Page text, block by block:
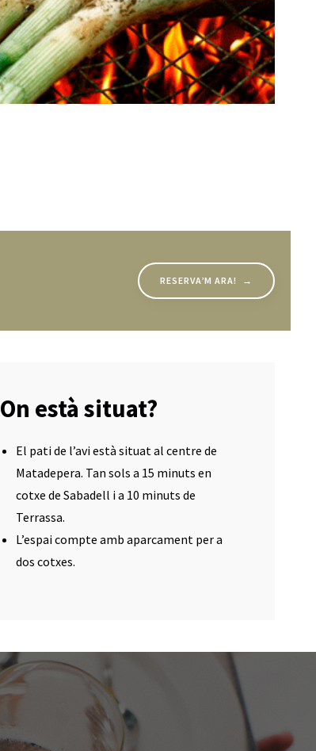
RESERVA’M ARA! →
On està situat?
El pati de l’avi està situat al centre de
Matadepera. Tan sols a 15 minuts en
cotxe de Sabadell i a 10 minuts de
Terrassa.
L’espai compte amb aparcament per a
dos cotxes.